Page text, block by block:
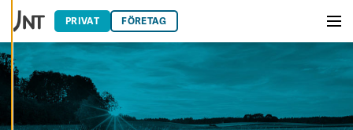
E
R
A
C
O
O
K
I
E
Hoppa till innehåll
PRIVAT FÖRETAG